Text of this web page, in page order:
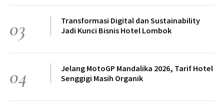
03
Transformasi Digital dan Sustainability
Jadi Kunci Bisnis Hotel Lombok
04
Jelang MotoGP Mandalika 2026, Tarif Hotel
Senggigi Masih Organik